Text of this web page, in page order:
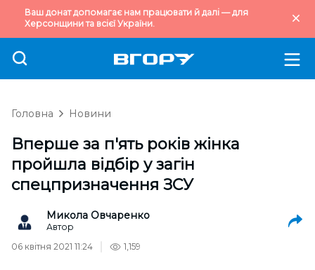
Ваш донат допомагає нам працювати й далі — для
Херсонщини та всієї України.
Головна Новини
Вперше за п'ять років жінка
пройшла відбір у загін
спецпризначення ЗСУ
Микола Овчаренко
Автор
06 квітня 2021 11:24
1,159